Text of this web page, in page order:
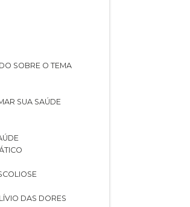
SOBRE O TEMA
SUA SAÚDE
DAS DORES